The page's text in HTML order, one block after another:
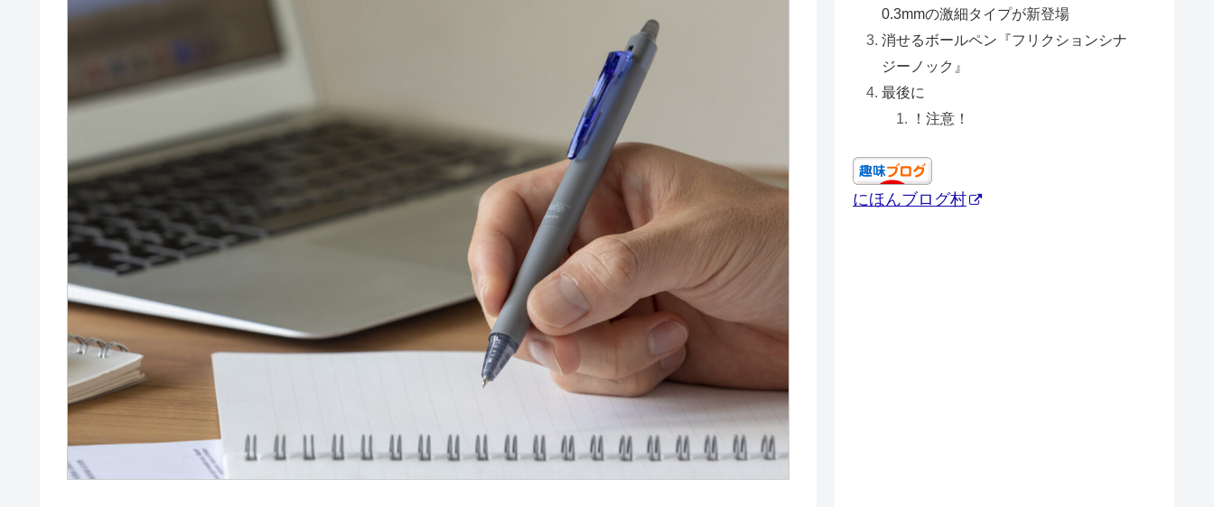
0.3mmの激細タイプが新登場
消せるボールペン『フリクションシナ
ジーノック』
最後に
！注意！
にほんブログ村